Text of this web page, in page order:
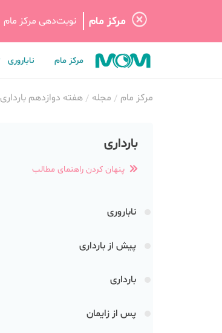
مرکز مام نوبت‌دهی مرکز مام
مرکز مام ناباروری
مرکز مام مجله هفته دوازدهم بارداری
بارداری
پنهان کردن راهنمای مطالب
ناباروری
پیش از بارداری
بارداری
پس از زایمان